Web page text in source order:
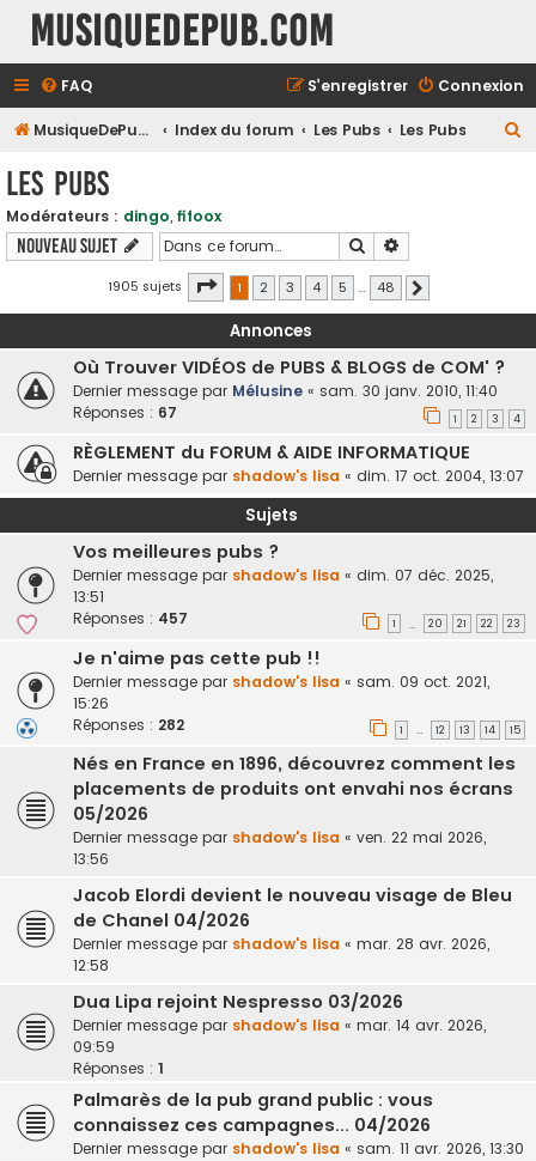
MusiqueDePub.com
FAQ Connexion
S’enregistrer
MusiqueDePub.com Index du forum Les Pubs Les Pubs
c
h
r
Les Pubs
Modérateurs : dingo, fifoox
Nouveau sujet Rechercher
1905 sujets Page 1sur48
1 2 3 4 5 … 48
Annonces
Où Trouver VIDÉOS de PUBS & BLOGS de COM' ?
Dernier message par Mélusine « sam. 30 janv. 2010, 11:40
Réponses : 67 1 2 3 4
RÈGLEMENT du FORUM & AIDE INFORMATIQUE
Dernier message par shadow's lisa « dim. 17 oct. 2004, 13:07
Sujets
Vos meilleures pubs ?
Dernier message par shadow's lisa « dim. 07 déc. 2025,
13:51
Réponses : 457 1 … 20 21 22 23
Je n'aime pas cette pub !!
Dernier message par shadow's lisa « sam. 09 oct. 2021,
15:26
Réponses : 282 1 … 12 13 14 15
Nés en France en 1896, découvrez comment les
placements de produits ont envahi nos écrans
05/2026
Dernier message par shadow's lisa « ven. 22 mai 2026,
13:56
Jacob Elordi devient le nouveau visage de Bleu
de Chanel 04/2026
Dernier message par shadow's lisa « mar. 28 avr. 2026,
12:58
Dua Lipa rejoint Nespresso 03/2026
Dernier message par shadow's lisa « mar. 14 avr. 2026,
09:59
Réponses : 1
Palmarès de la pub grand public : vous
connaissez ces campagnes... 04/2026
Dernier message par shadow's lisa « sam. 11 avr. 2026, 13:30